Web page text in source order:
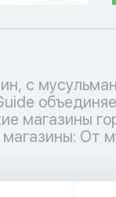
с
магазины
магазины: От
до
все, чтобы